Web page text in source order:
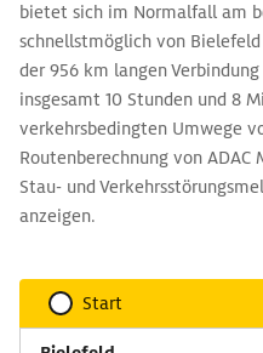
bietet sich im Normalfall am
schnellstmöglich von
der 956 km langen
insgesamt 10 Stunden und 8
verkehrsbedingten Umwege
Routenberechnung von
Stau- und
anzeigen.
Start